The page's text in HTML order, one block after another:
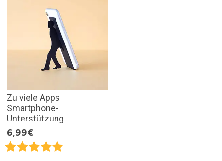
Zu viele Apps
Smartphone-
Unterstützung
6,99€